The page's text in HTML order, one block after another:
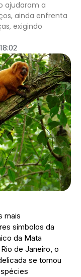
ajudaram a
ainda enfrenta
exigindo
18:02
mais
símbolos da
da Mata
de Janeiro, o
se tornou